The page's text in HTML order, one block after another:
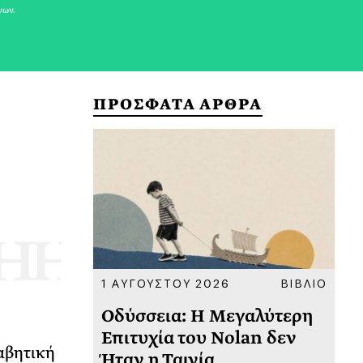
ΠΡΟΣΦΑΤΑ ΑΡΘΡΑ
1 ΑΥΓΟΥΣΤΟΥ 2026 ΒΙΒΛΙΟ
Οδύσσεια: Η Μεγαλύτερη
Επιτυχία του Nolan δεν